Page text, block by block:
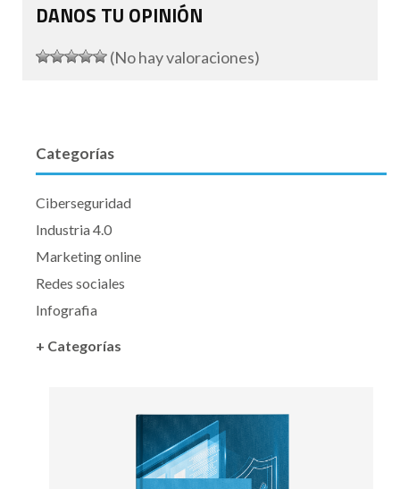
DANOS TU OPINIÓN
(No hay valoraciones)
Categorías
Ciberseguridad
Industria 4.0
Marketing online
Redes sociales
Infografia
+ Categorías